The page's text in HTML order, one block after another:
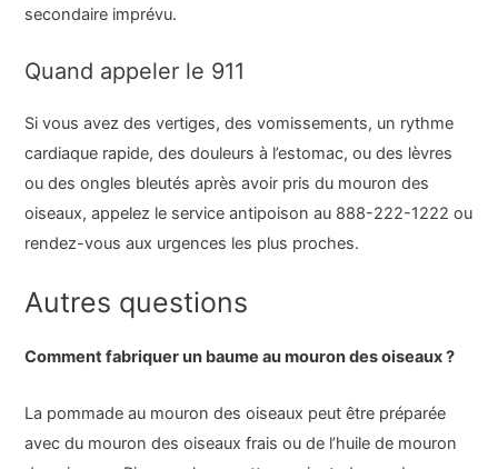
secondaire imprévu.
Quand appeler le 911
Si vous avez des vertiges, des vomissements, un rythme
cardiaque rapide, des douleurs à l’estomac, ou des lèvres
ou des ongles bleutés après avoir pris du mouron des
oiseaux, appelez le service antipoison au 888-222-1222 ou
rendez-vous aux urgences les plus proches.
Autres questions
Comment fabriquer un baume au mouron des oiseaux ?
La pommade au mouron des oiseaux peut être préparée
avec du mouron des oiseaux frais ou de l’huile de mouron